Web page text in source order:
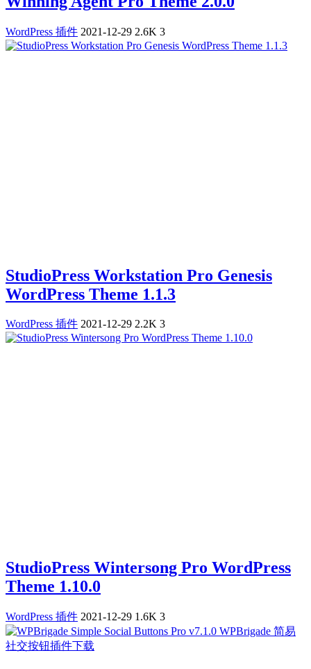
WordPress 插件 2021-12-29 2.6K 3
StudioPress Workstation Pro Genesis
WordPress Theme 1.1.3
WordPress 插件 2021-12-29 2.2K 3
StudioPress Wintersong Pro WordPress
Theme 1.10.0
WordPress 插件 2021-12-29 1.6K 3